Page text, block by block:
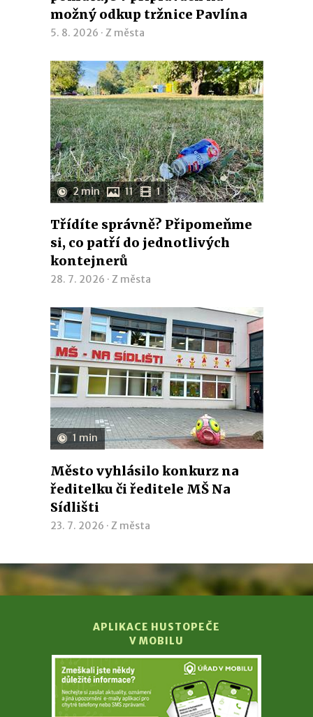
možný odkup tržnice Pavlína
5. 8. 2026 · Z města
2 min 11 1
Třídíte správně? Připomeňme
si, co patří do jednotlivých
kontejnerů
28. 7. 2026 · Z města
1 min
Město vyhlásilo konkurz na
ředitelku či ředitele MŠ Na
Sídlišti
23. 7. 2026 · Z města
APLIKACE HUSTOPEČE
V MOBILU